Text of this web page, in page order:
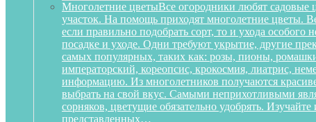
Многолетние цветыВсе огородники любят садовые
участок. На помощь приходят многолетние цветы.
если правильно подобрать сорт, то и ухода
посадке и уходе. Одни требуют укрытие, другие
самых популярных, таких как: розы, пионы,
императорский, кореопсис, крокосмия, лиатрис,
информацию. Из многолетников получаются
выбрать на свой вкус. Самыми неприхотливыми
сорняков, цветущие обязательно удобрять.
представленных…